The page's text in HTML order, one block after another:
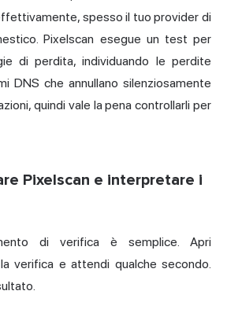
spesso il tuo provider di
Pixelscan esegue un test per
di perdita, individuando le perdite
DNS che annullano silenziosamente
quindi vale la pena controllarli per
Pixelscan e interpretare i
di verifica è semplice. Apri
verifica e attendi qualche secondo.